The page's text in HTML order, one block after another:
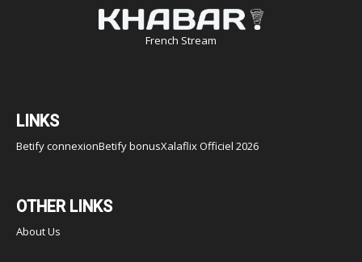
French Stream
LINKS
Betify connexionBetify bonusXalaflix Officiel 2026
OTHER LINKS
About Us